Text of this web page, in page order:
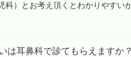
科）とお考え頂くとわかりやす
耳鼻科で診てもらえますか？